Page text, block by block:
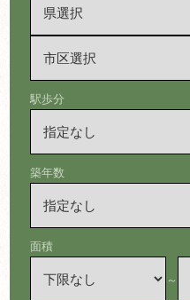
駅歩分
築年数
面積
～